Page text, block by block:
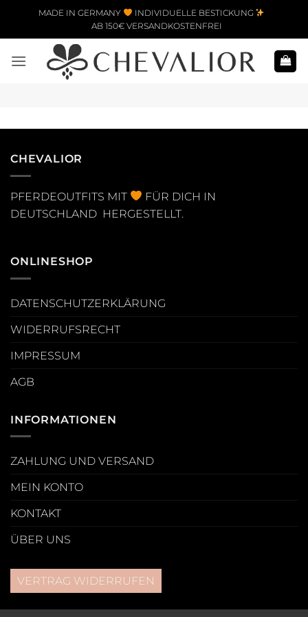
Zum Inhalt springen
MADE IN GERMANY
INDIVIDUELLE BESTICKUNG
AB 150€ VERSANDKOSTENFREI
CHEVALIOR
PFERDEOUTFITS MIT
FÜR DICH IN
DEUTSCHLAND HERGESTELLT.
ONLINESHOP
DATENSCHUTZERKLÄRUNG
WIDERRUFSRECHT
IMPRESSUM
AGB
INFORMATIONEN
ZAHLUNG UND VERSAND
MEIN KONTO
KONTAKT
ÜBER UNS
VERTRAG WIDERRUFEN